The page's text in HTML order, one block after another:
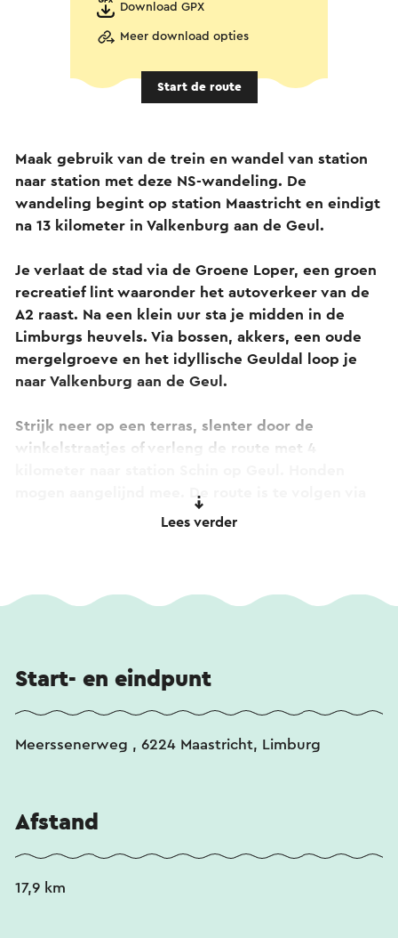
Download GPX
Meer download opties
Start de route
Maak gebruik van de trein en wandel van station
naar station met deze NS-wandeling. De
wandeling begint op station Maastricht en eindigt
na 13 kilometer in Valkenburg aan de Geul.
Je verlaat de stad via de Groene Loper, een groen
recreatief lint waaronder het autoverkeer van de
A2 raast. Na een klein uur sta je midden in de
Limburgs heuvels. Via bossen, akkers, een oude
mergelgroeve en het idyllische Geuldal loop je
naar Valkenburg aan de Geul.
Strijk neer op een terras, slenter door de
winkelstraatjes of verleng de route met 4
mogen aangelijnd mee. De route is te volgen via
de rood-gele markeringen.
regelmatig treinen richting Maastricht. Actuele
Lees verder
Start- en eindpunt
Meerssenerweg , 6224 Maastricht, Limburg
Afstand
17,9 km